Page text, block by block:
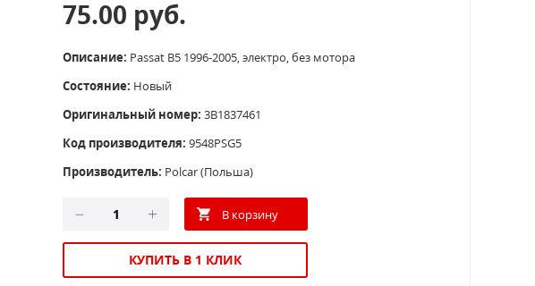
75.00 руб.
Описание: Passat B5 1996-2005, электро, без мотора
Состояние: Новый
Оригинальный номер:3B1837461
Код производителя: 9548PSG5
Производитель: Polcar (Польша)
КУПИТЬ В 1 КЛИК